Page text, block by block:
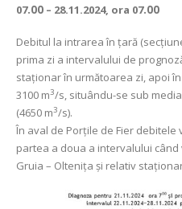
07.00 – 28.11.2024, ora 07.00
Debitul la intrarea în ţară
prima zi a intervalului de
staționar în următoarea zi, apoi
3100 m3/s, situându-se sub
(4650 m3/s).
În aval de Porţile de Fier debitele
partea a doua a intervalului
Gruia – Oltenița și relativ